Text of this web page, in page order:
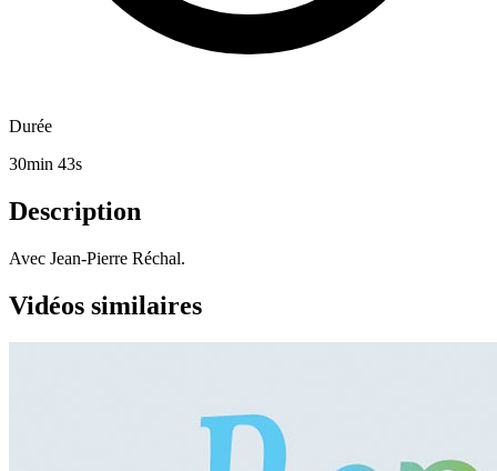
Durée
30min 43s
Description
Avec Jean-Pierre Réchal.
Vidéos similaires